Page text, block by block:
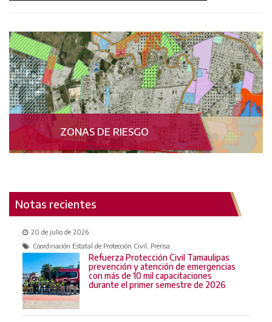
ZONAS DE RIESGO
Notas recientes
20 de julio de 2026
Coordinación Estatal de Protección Civil, Prensa
Refuerza Protección Civil Tamaulipas
prevención y atención de emergencias
con más de 10 mil capacitaciones
durante el primer semestre de 2026